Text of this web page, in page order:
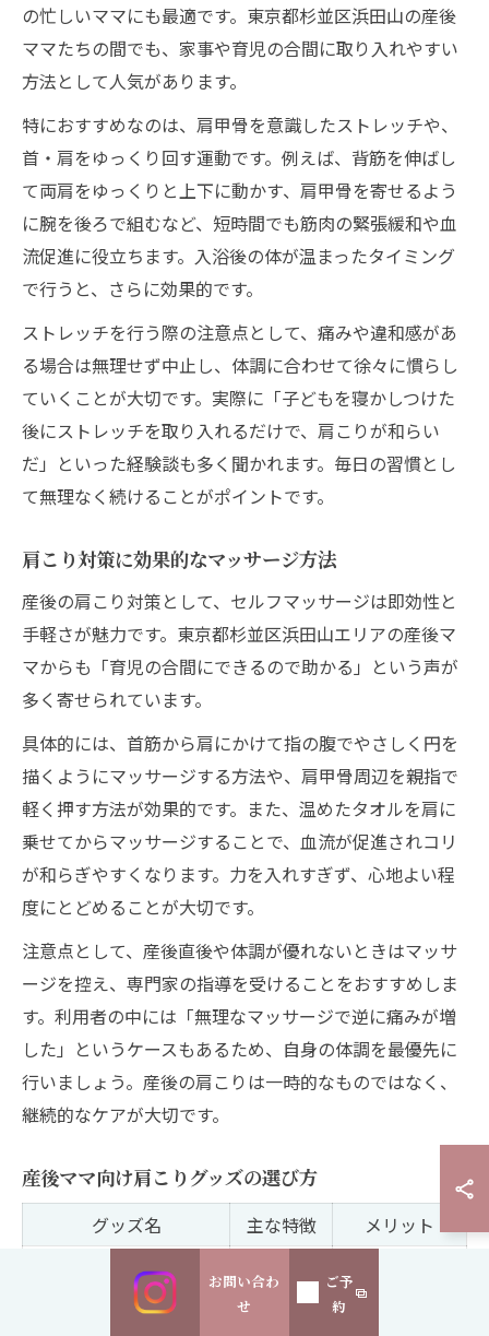
の忙しいママにも最適です。東京都杉並区浜田山の産後
ママたちの間でも、家事や育児の合間に取り入れやすい
方法として人気があります。
特におすすめなのは、肩甲骨を意識したストレッチや、
首・肩をゆっくり回す運動です。例えば、背筋を伸ばし
て両肩をゆっくりと上下に動かす、肩甲骨を寄せるよう
に腕を後ろで組むなど、短時間でも筋肉の緊張緩和や血
流促進に役立ちます。入浴後の体が温まったタイミング
で行うと、さらに効果的です。
ストレッチを行う際の注意点として、痛みや違和感があ
る場合は無理せず中止し、体調に合わせて徐々に慣らし
ていくことが大切です。実際に「子どもを寝かしつけた
後にストレッチを取り入れるだけで、肩こりが和らい
だ」といった経験談も多く聞かれます。毎日の習慣とし
て無理なく続けることがポイントです。
肩こり対策に効果的なマッサージ方法
産後の肩こり対策として、セルフマッサージは即効性と
手軽さが魅力です。東京都杉並区浜田山エリアの産後マ
マからも「育児の合間にできるので助かる」という声が
多く寄せられています。
具体的には、首筋から肩にかけて指の腹でやさしく円を
描くようにマッサージする方法や、肩甲骨周辺を親指で
軽く押す方法が効果的です。また、温めたタオルを肩に
乗せてからマッサージすることで、血流が促進されコリ
が和らぎやすくなります。力を入れすぎず、心地よい程
度にとどめることが大切です。
注意点として、産後直後や体調が優れないときはマッサ
ージを控え、専門家の指導を受けることをおすすめしま
す。利用者の中には「無理なマッサージで逆に痛みが増
した」というケースもあるため、自身の体調を最優先に
行いましょう。産後の肩こりは一時的なものではなく、
継続的なケアが大切です。
産後ママ向け肩こりグッズの選び方
グッズ名 主な特徴
メリット
ネックピロー（温熱タ
める
果大
お問い合わ
せ
ご予
約